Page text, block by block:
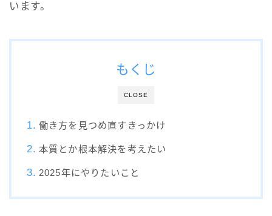
います。
CLOSE
もくじ
働き方を見つめ直すきっかけ
本質とか根本解決を考えたい
2025年にやりたいこと